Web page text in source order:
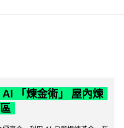
「煉金術」 屋內煉